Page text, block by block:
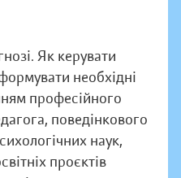
Як керувати
необхідні
професійного
поведінкового
наук,
проєктів